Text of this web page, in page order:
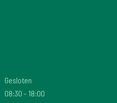
Gesloten
08:30 - 18:00